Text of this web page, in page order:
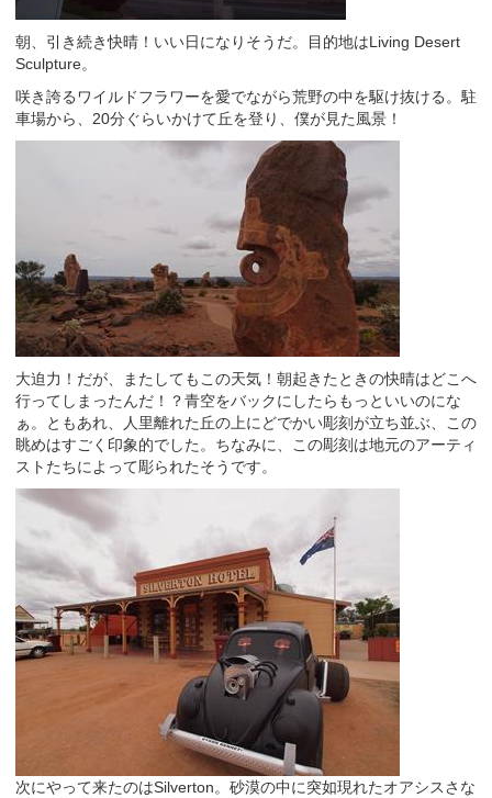
朝、引き続き快晴！いい日になりそうだ。目的地はLiving Desert
Sculpture。
咲き誇るワイルドフラワーを愛でながら荒野の中を駆け抜ける。駐
車場から、20分ぐらいかけて丘を登り、僕が見た風景！
大迫力！だが、またしてもこの天気！朝起きたときの快晴はどこへ
行ってしまったんだ！？青空をバックにしたらもっといいのにな
ぁ。ともあれ、人里離れた丘の上にどでかい彫刻が立ち並ぶ、この
眺めはすごく印象的でした。ちなみに、この彫刻は地元のアーティ
ストたちによって彫られたそうです。
次にやって来たのはSilverton。砂漠の中に突如現れたオアシスさな